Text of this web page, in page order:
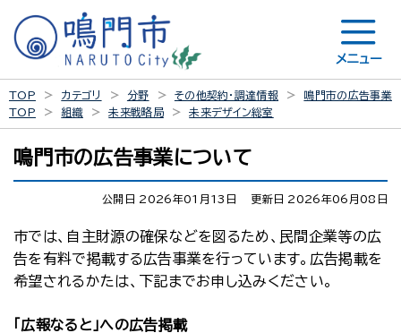
メニュー
TOP カテゴリ 分野 その他契約・調達情報
鳴門市の広告事業
TOP
組織 未来戦略局 未来デザイン総室
鳴門市の広告事業について
公開日 2026年01月13日 更新日 2026年06月08日
市では、自主財源の確保などを図るため、民間企業等の広
告を有料で掲載する広告事業を行っています。広告掲載を
希望されるかたは、下記までお申し込みください。
「広報なると」への広告掲載